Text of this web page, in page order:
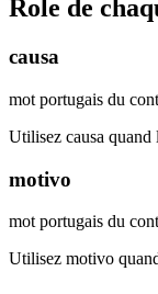
Role de
causa
mot portugais du
Utilisez causa quand
motivo
mot portugais du
Utilisez motivo